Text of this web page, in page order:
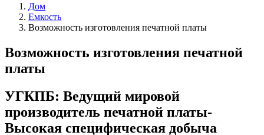
Дом
Емкость
Возможность изготовления печатной платы
Возможность изготовления печатной
платы
УГКПБ: Ведущий мировой
производитель печатной платы-
Высокая специфическая добыча